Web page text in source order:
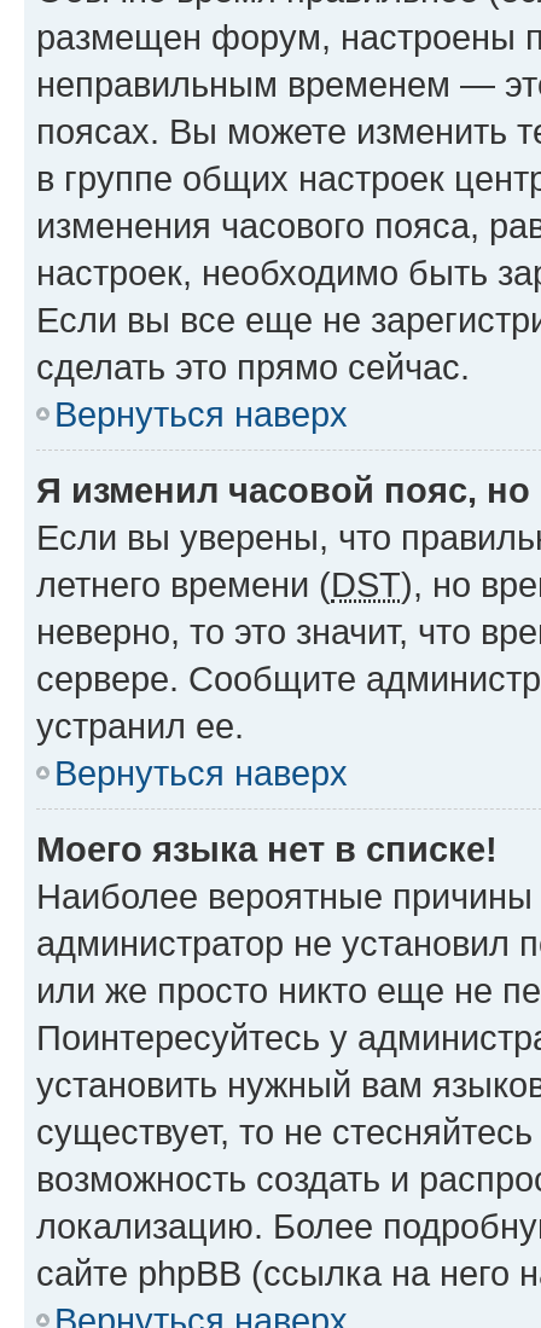
размещен форум, настроены
неправильным временем —
поясах. Вы можете изменить
в группе общих настроек
изменения часового пояса,
настроек, необходимо быть
Если вы все еще не
сделать это прямо сейчас.
Вернуться наверх
Я изменил часовой пояс,
Если вы уверены, что
летнего времени (DST), но
неверно, то это значит, что
сервере. Сообщите
устранил ее.
Вернуться наверх
Моего языка нет в списке!
Наиболее вероятные причины
администратор не установил
или же просто никто еще не
Поинтересуйтесь у
установить нужный вам
существует, то не
возможность создать и
локализацию. Более
сайте phpBB (ссылка на него
Вернуться наверх